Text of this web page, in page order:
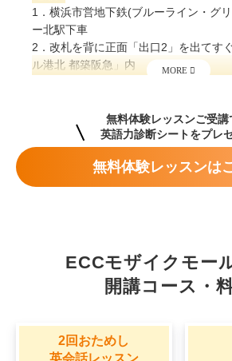
1．横浜市営地下鉄(ブルーライン・グ
ー北駅下車
2．改札を背に正面「出口2」を出てす
ル港北 都築阪急」内
無料体験レッスンは
ECCモザイクモー
開講コース・
2回おためし
英会話レッスン